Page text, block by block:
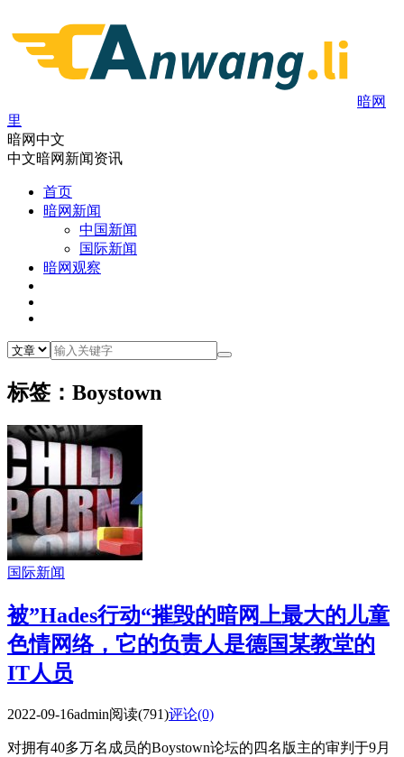
暗网
里
暗网中文
中文暗网新闻资讯
首页
暗网新闻
中国新闻
国际新闻
暗网观察
标签：Boystown
国际新闻
被”Hades行动“摧毁的暗网上最大的儿童
色情网络，它的负责人是德国某教堂的
IT人员
2022-09-16admin阅读(791)评论(0)
对拥有40多万名成员的Boystown论坛的四名版主的审判于9月